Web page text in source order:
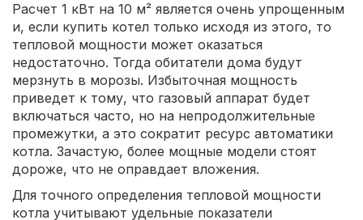
Расчет 1 кВт на 10 м² является очень упрощенным
и, если купить котел только исходя из этого, то
тепловой мощности может оказаться
недостаточно. Тогда обитатели дома будут
мерзнуть в морозы. Избыточная мощность
приведет к тому, что газовый аппарат будет
включаться часто, но на непродолжительные
промежутки, а это сократит ресурс автоматики
котла. Зачастую, более мощные модели стоят
дороже, что не оправдает вложения.
Для точного определения тепловой мощности
котла учитывают удельные показатели